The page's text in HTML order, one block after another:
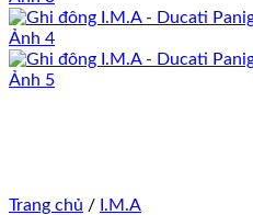
Trang chủ / I.M.A